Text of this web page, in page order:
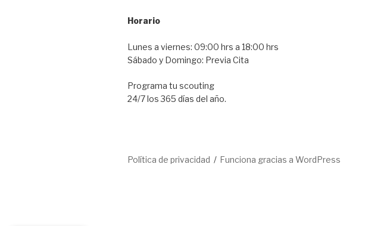
Horario
Lunes a viernes: 09:00 hrs a 18:00 hrs
Sábado y Domingo: Previa Cita
Programa tu scouting
24/7 los 365 días del año.
Política de privacidad Funciona gracias a WordPress